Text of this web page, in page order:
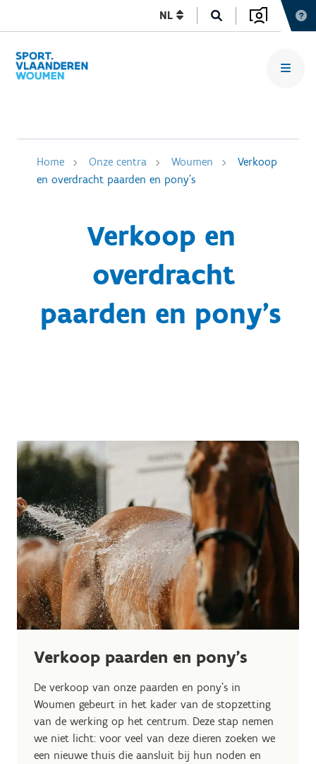
NL
Home Onze centra Woumen
Verkoop
en overdracht paarden en pony's
Verkoop en
overdracht
paarden en pony's
Verkoop paarden en pony's
De verkoop van onze paarden en pony’s in
Woumen gebeurt in het kader van de stopzetting
van de werking op het centrum. Deze stap nemen
we niet licht: voor veel van deze dieren zoeken we
een nieuwe thuis die aansluit bij hun noden en